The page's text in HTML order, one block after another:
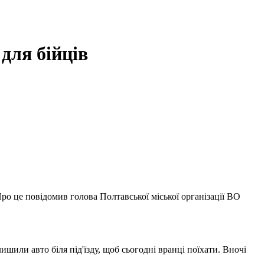
бійців
повідомив голова Полтавської міської організації ВО
авто біля під'їзду, щоб сьогодні вранці поїхати. Вночі